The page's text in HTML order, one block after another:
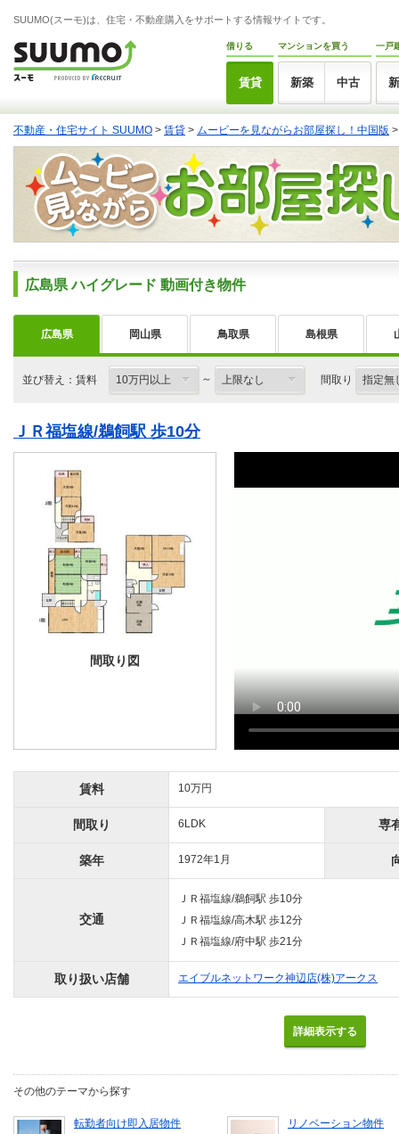
SUUMO(スーモ)は、住宅・不動産購入をサポートする情報サイトです。
借りる
賃貸
マンションを買う
新築 中古
一戸
不動産・住宅サイト SUUMO > 賃貸 > ムービーを見ながらお部屋探し！中国版
広島県 ハイグレード 動画付き物件
広島県 岡山県 鳥取県 島根県
並び替え：賃料 ～ 間取り
ＪＲ福塩線/鵜飼駅 歩10分
間取り図
賃料 10万円
間取り 6LDK 専
築年 1972年1月
交通
ＪＲ福塩線/鵜飼駅 歩10分
ＪＲ福塩線/高木駅 歩12分
ＪＲ福塩線/府中駅 歩21分
取り扱い店舗 エイブルネットワーク神辺店(株)アークス
詳細表示する
その他のテーマから探す
転勤者向け即入居物件
リノベーション物件